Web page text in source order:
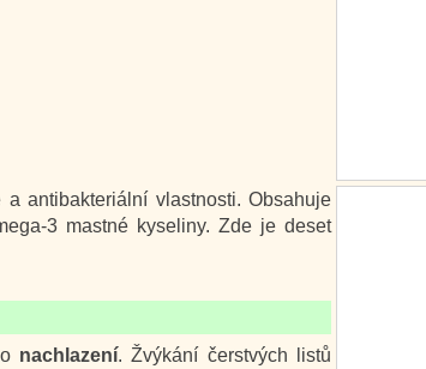
antibakteriální vlastnosti. Obsahuje
3 mastné kyseliny. Zde je deset
nachlazení. Žvýkání čerstvých listů